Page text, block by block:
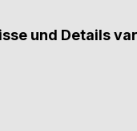
und Details